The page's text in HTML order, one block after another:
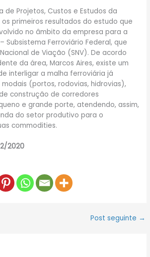
de Projetos, Custos e Estudos da
os primeiros resultados do estudo que
no âmbito da empresa para a
Subsistema Ferroviário Federal, que
de Viação (SNV). De acordo
da área, Marcos Aires, existe um
interligar a malha ferroviária já
(portos, rodovias, hidrovias),
construção de corredores
e grande porte, atendendo, assim,
do setor produtivo para o
commodities.
2020
Post seguinte →